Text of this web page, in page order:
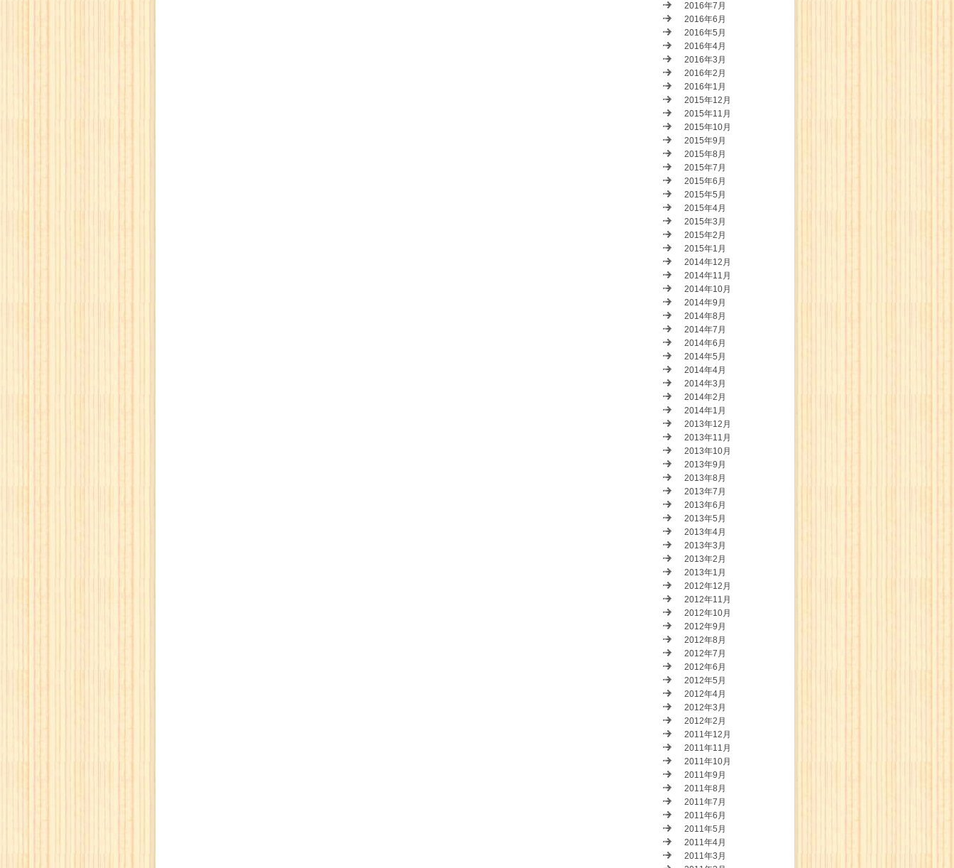
2016年7月
2016年6月
2016年5月
2016年4月
2016年3月
2016年2月
2016年1月
2015年12月
2015年11月
2015年10月
2015年9月
2015年8月
2015年7月
2015年6月
2015年5月
2015年4月
2015年3月
2015年2月
2015年1月
2014年12月
2014年11月
2014年10月
2014年9月
2014年8月
2014年7月
2014年6月
2014年5月
2014年4月
2014年3月
2014年2月
2014年1月
2013年12月
2013年11月
2013年10月
2013年9月
2013年8月
2013年7月
2013年6月
2013年5月
2013年4月
2013年3月
2013年2月
2013年1月
2012年12月
2012年11月
2012年10月
2012年9月
2012年8月
2012年7月
2012年6月
2012年5月
2012年4月
2012年3月
2012年2月
2011年12月
2011年11月
2011年10月
2011年9月
2011年8月
2011年7月
2011年6月
2011年5月
2011年4月
2011年3月